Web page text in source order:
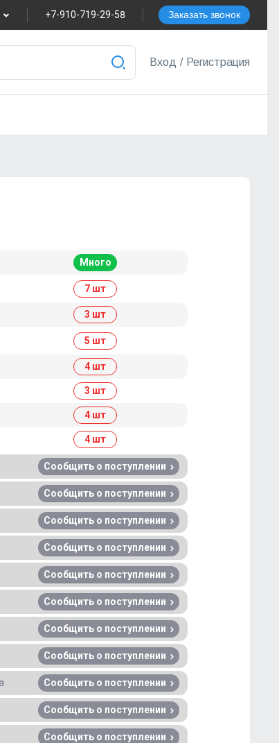
+7-910-719-29-58 Заказать звонок
Вход / Регистрация
Много
7 шт
3 шт
5 шт
4 шт
3 шт
4 шт
4 шт
Сообщить о поступлении
Сообщить о поступлении
Сообщить о поступлении
Сообщить о поступлении
Сообщить о поступлении
Сообщить о поступлении
Сообщить о поступлении
Сообщить о поступлении
Сообщить о поступлении
Сообщить о поступлении
Сообщить о поступлении